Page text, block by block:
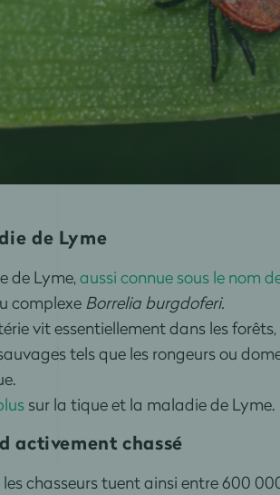
de Lyme
de Lyme,aussi connue sous le nom
complexe Borrelia burgdoferi.
vit essentiellement dans les
tels que les rongeurs ou
sur la tique et la maladie de Lyme.
activement chassé
les chasseurs tuent ainsi entre 600